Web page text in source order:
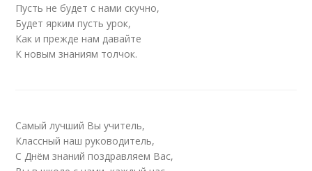
Пусть не будет с нами скучно,
Будет ярким пусть урок,
Как и прежде нам давайте
К новым знаниям толчок.
Самый лучший Вы учитель,
Классный наш руководитель,
С Днём знаний поздравляем Вас,